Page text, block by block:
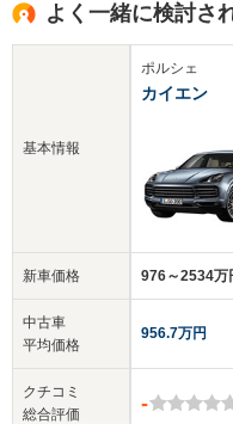
よく一緒に検討さ
基本情報
新車価格
中古車
平均価格
クチコミ
総合評価
ポルシェ
カイエン
976～2534万
956.7万円
-